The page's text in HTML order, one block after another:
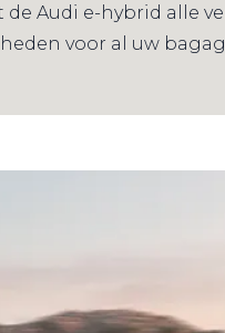
Audi e-hybrid alle
voor al uw